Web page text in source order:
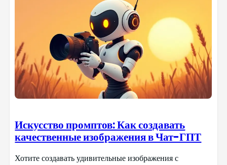
Искусство промптов: Как создавать
качественные изображения в Чат-ГПТ
Хотите создавать удивительные изображения с